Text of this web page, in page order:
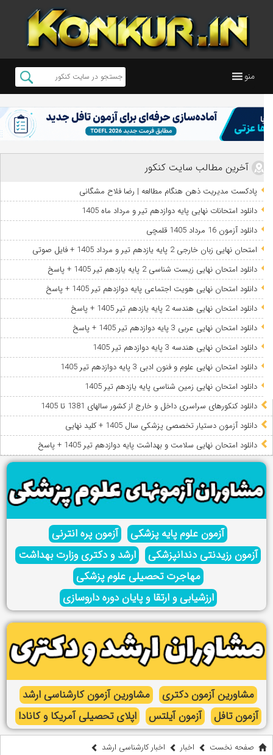
منو
آخرین مطالب سایت کنکور
پادکست مدیریت ذهن هنگام مطالعه | رضا فلاح مشگانی
دانلود امتحانات نهایی پایه دوازدهم تیر و مرداد ماه 1405
دانلود آزمون 16 مرداد 1405 قلمچی
امتحان نهایی زبان خارجی 2 پایه یازدهم تیر و مرداد 1405 + فایل صوتی
دانلود امتحان نهایی زیست شناسی 2 پایه یازدهم تیر 1405 + پاسخ
دانلود امتحان نهایی هویت اجتماعی پایه دوازدهم تیر 1405 + پاسخ
دانلود امتحان نهایی هندسه 2 پایه یازدهم تیر 1405 + پاسخ
دانلود امتحان نهایی عربی 3 پایه دوازدهم تیر 1405 + پاسخ
دانلود امتحان نهایی هندسه 3 پایه دوازدهم تیر 1405
دانلود امتحان نهایی علوم و فنون ادبی 3 پایه دوازدهم تیر 1405
دانلود امتحان نهایی زمین شناسی پایه یازدهم تیر 1405
دانلود کنکورهای سراسری داخل و خارج از کشور سالهای 1381 تا 1405
دانلود آزمون دستیار تخصصی پزشکی سال 1405 + کلید نهایی
دانلود امتحان نهایی سلامت و بهداشت پایه دوازدهم تیر 1405 + پاسخ
آزمون علوم پایه پزشکی
آزمون پره انترنی
آزمون رزیدنتی دندانپزشکی
ارشد و دکتری وزارت بهداشت
مهاجرت تحصیلی علوم پزشکی
ارزشیابی و ارتقا و پایان دوره داروسازی
مشاورین آزمون دکتری
مشاورین آزمون کارشناسی ارشد
آزمون تافل
آزمون آیلتس اپلای تحصیلی آمریکا و کانادا
صفحه نخست اخبار
اخبار کارشناسی ارشد